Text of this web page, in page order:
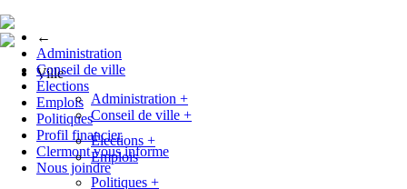
←
Administration
Conseil de ville
Élections
Emplois
Politiques
Profil financier
Clermont vous informe
Nous joindre
Ville
Administration +
Conseil de ville +
Élections +
Emplois
Politiques +